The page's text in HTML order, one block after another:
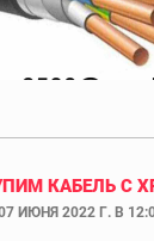
КАБЕЛЬ С
ИЮНЯ 2022 Г. В